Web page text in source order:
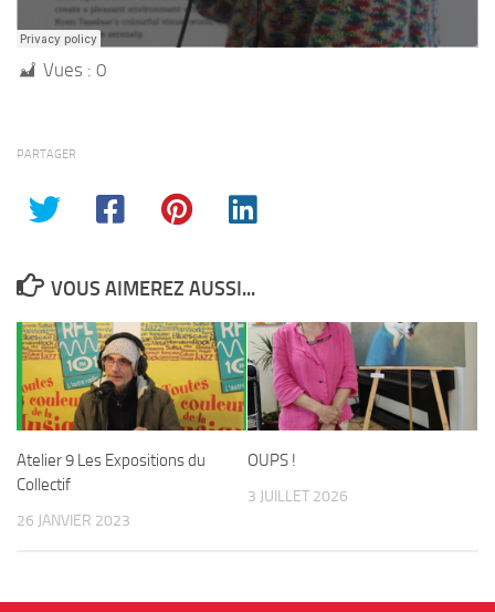
Vues : 0
PARTAGER
VOUS AIMEREZ AUSSI...
Atelier 9 Les Expositions du
Collectif
26 JANVIER 2023
OUPS !
3 JUILLET 2026